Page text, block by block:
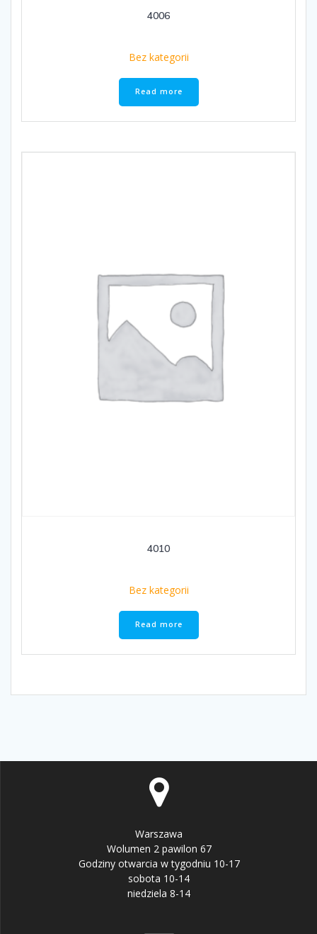
4006
Bez kategorii
Read more
4010
Bez kategorii
Read more
Warszawa
Wolumen 2 pawilon 67
Godziny otwarcia w tygodniu 10-17
sobota 10-14
niedziela 8-14